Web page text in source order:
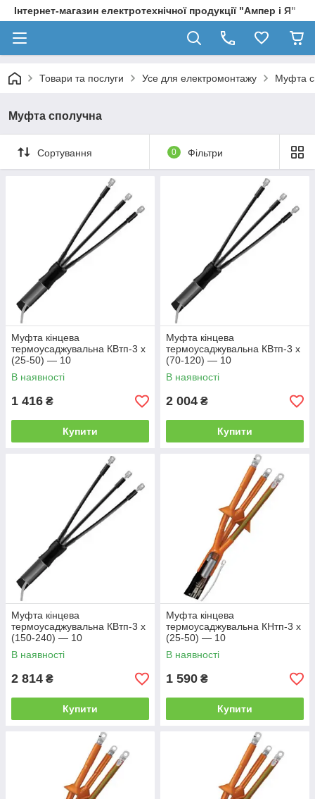
Інтернет-магазин електротехнічної продукції "Ампер і Я"
Товари та послуги Усе для електромонтажу Муфта
Муфта сполучна
Сортування 0 Фільтри
Муфта кінцева
термоусаджувальна КВтп-3 х
(25-50) — 10
В наявності
1 416 ₴
Купити
Муфта кінцева
термоусаджувальна КВтп-3 х
(70-120) — 10
В наявності
2 004 ₴
Купити
Муфта кінцева
термоусаджувальна КВтп-3 х
(150-240) — 10
В наявності
2 814 ₴
Купити
Муфта кінцева
термоусаджувальна КНтп-3 х
(25-50) — 10
В наявності
1 590 ₴
Купити